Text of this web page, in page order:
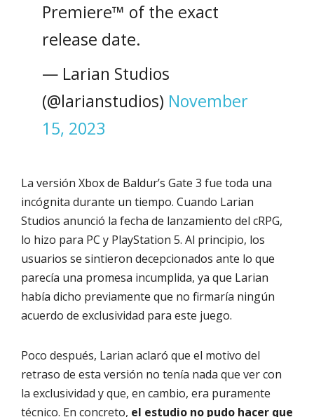
Premiere™ of the exact
release date.
— Larian Studios
(@larianstudios) November
15, 2023
La versión Xbox de Baldur’s Gate 3 fue toda una
incógnita durante un tiempo. Cuando Larian
Studios anunció la fecha de lanzamiento del cRPG,
lo hizo para PC y PlayStation 5. Al principio, los
usuarios se sintieron decepcionados ante lo que
parecía una promesa incumplida, ya que Larian
había dicho previamente que no firmaría ningún
acuerdo de exclusividad para este juego.
Poco después, Larian aclaró que el motivo del
retraso de esta versión no tenía nada que ver con
la exclusividad y que, en cambio, era puramente
técnico. En concreto, el estudio no pudo hacer que